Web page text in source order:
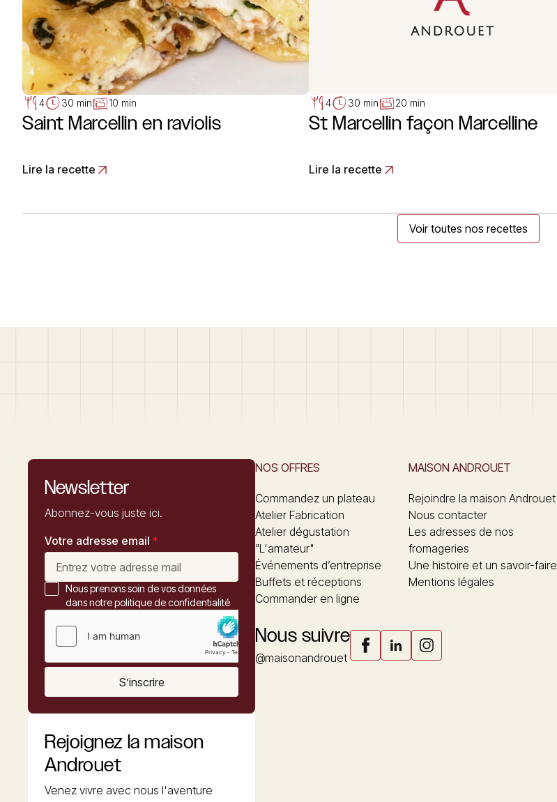
4 30 min 10 min
Saint Marcellin en raviolis
Lire la recette
4 30 min 20 min
St Marcellin façon Marcelline
Lire la recette
Voir toutes nos recettes
Newsletter
Abonnez-vous juste ici.
Votre adresse email *
Nous prenons soin de vos données
dans notre politique de confidentialité
S’inscrire
Rejoignez la maison
Androuet
Venez vivre avec nous l'aventure
NOS OFFRES
Commandez un plateau
Atelier Fabrication
Atelier dégustation
"L'amateur"
Événements d’entreprise
Buffets et réceptions
Commander en ligne
MAISON ANDROUET
Rejoindre la maison Androuet
Nous contacter
Les adresses de nos
fromageries
Une histoire et un savoir-faire
Mentions légales
Nous suivre
@maisonandrouet